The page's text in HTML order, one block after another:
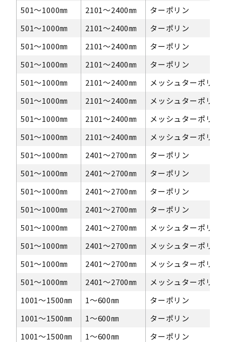
501〜1000㎜
2101～2400㎜
ターポリン
501〜1000㎜
2101～2400㎜
ターポリン
501〜1000㎜
2101～2400㎜
ターポリン
501〜1000㎜
2101～2400㎜
ターポリン
501〜1000㎜
2101～2400㎜
メッシュターポリン
501〜1000㎜
2101～2400㎜
メッシュターポリン
501〜1000㎜
2101～2400㎜
メッシュターポリン
501〜1000㎜
2101～2400㎜
メッシュターポリン
501〜1000㎜
2401～2700㎜
ターポリン
501〜1000㎜
2401～2700㎜
ターポリン
501〜1000㎜
2401～2700㎜
ターポリン
501〜1000㎜
2401～2700㎜
ターポリン
501〜1000㎜
2401～2700㎜
メッシュターポリン
501〜1000㎜
2401～2700㎜
メッシュターポリン
501〜1000㎜
2401～2700㎜
メッシュターポリン
501〜1000㎜
2401～2700㎜
メッシュターポリン
1001〜1500㎜
1〜600㎜
ターポリン
1001〜1500㎜
1〜600㎜
ターポリン
1001〜1500㎜
1〜600㎜
ターポリン